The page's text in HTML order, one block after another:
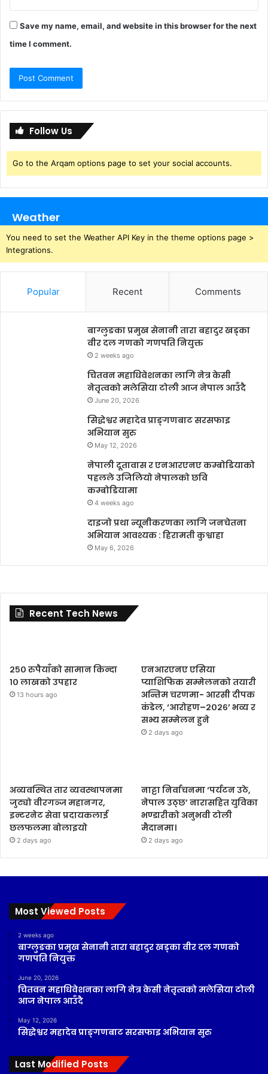
Save my name, email, and website in this browser for the next
time I comment.
Follow Us
Go to the Arqam options page to set your social accounts.
Weather
You need to set the Weather API Key in the theme options page >
Integrations.
Popular Recent Comments
बाग्लुङका प्रमुख सेनानी तारा बहादुर खड्का
वीर दल गणको गणपति नियुक्त
2 weeks ago
चितवन महाधिवेशनका लागि नेत्र केसी
नेतृत्वको मलेसिया टोली आज नेपाल आउँदै
June 20, 2026
सिद्धेश्वर महादेव प्राङ्गणबाट सरसफाइ
अभियान सुरु
May 12, 2026
नेपाली दूतावास र एनआरएनए कम्बोडियाको
पहलले उजिलियो नेपालको छवि
कम्बोडियामा
4 weeks ago
दाइजो प्रथा न्यूनीकरणका लागि जनचेतना
अभियान आवश्यक : हिरामती कुश्वाहा
May 6, 2026
Recent Tech News
२५० रुपैयाँको सामान किन्दा
१० लाखको उपहार
13 hours ago
एनआरएनए एसिया
प्याशिफिक सम्मेलनको तयारी
अन्तिम चरणमा- आरसी दीपक
कंडेल, ‘आरोहण–२०२६’ भव्य र
सभ्य सम्मेलन हुने
2 days ago
अव्यवस्थित तार व्यवस्थापनमा
जुट्यो वीरगञ्ज महानगर,
इन्टरनेट सेवा प्रदायकलाई
छलफलमा बोलाइयो
2 days ago
नाट्टा निर्वाचनमा ‘पर्यटन उठे,
नेपाल उठ्छ’ नारासहित युविका
भण्डारीको अनुभवी टोली
मैदानमा।
2 days ago
Most Viewed Posts
2 weeks ago
बाग्लुङका प्रमुख सेनानी तारा बहादुर खड्का वीर दल गणको
गणपति नियुक्त
June 20, 2026
चितवन महाधिवेशनका लागि नेत्र केसी नेतृत्वको मलेसिया टोली
आज नेपाल आउँदै
May 12, 2026
सिद्धेश्वर महादेव प्राङ्गणबाट सरसफाइ अभियान सुरु
Last Modified Posts